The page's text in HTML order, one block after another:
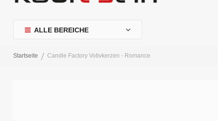
ALLE BEREICHE
Startseite Candle Factory Votivkerzen - Romance